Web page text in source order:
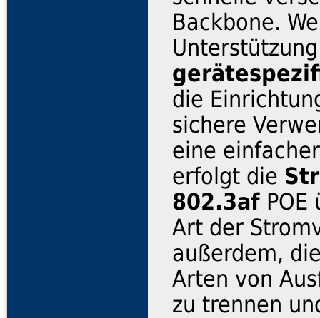
Backbone.
die
sichere
eine
erfolgt die
802.3af
Art der
außerdem,
Arten von
zu trennen